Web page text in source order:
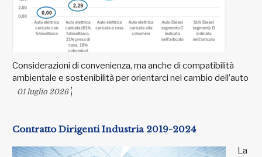
Considerazioni di convenienza, ma anche di compatibilità
ambientale e sostenibilità per orientarci nel cambio dell’auto
01 luglio 2026
Contratto Dirigenti Industria 2019-2024
La